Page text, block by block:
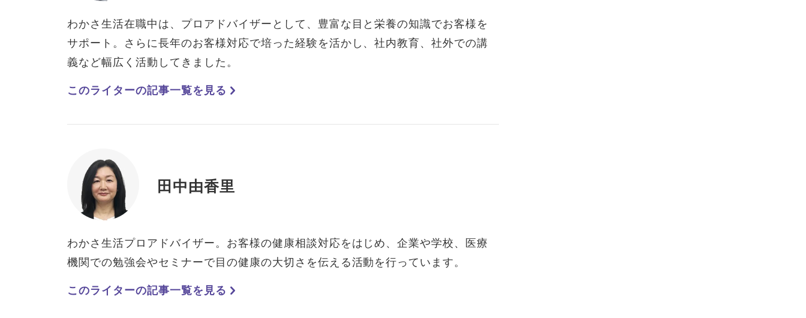
わかさ生活在職中は、プロアドバイザーとして、豊富な目と栄養の知識でお客様を
サポート。さらに長年のお客様対応で培った経験を活かし、社内教育、社外での講
義など幅広く活動してきました。
このライターの記事一覧を見る
田中由香里
わかさ生活プロアドバイザー。お客様の健康相談対応をはじめ、企業や学校、医療
機関での勉強会やセミナーで目の健康の大切さを伝える活動を行っています。
このライターの記事一覧を見る